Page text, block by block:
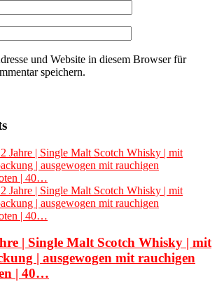
und Website in diesem Browser für
speichern.
| Single Malt Scotch Whisky | mit
| ausgewogen mit rauchigen
| 40…